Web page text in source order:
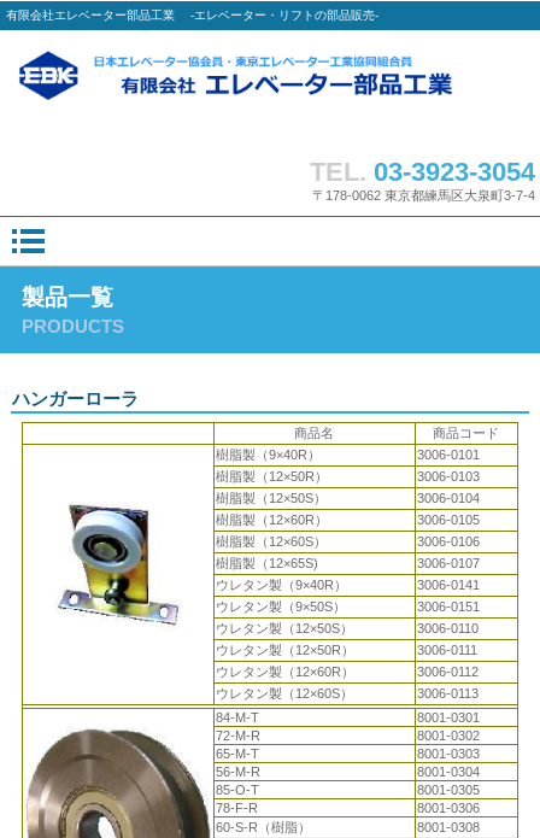
有限会社エレベーター部品工業 -エレベーター・リフトの部品販売-
TEL. 03-3923-3054
〒178-0062 東京都練馬区大泉町3-7-4
製品一覧
PRODUCTS
ハンガーローラ
商品名
商品コード
樹脂製（9×40R）
3006-0101
樹脂製（12×50R）
3006-0103
樹脂製（12×50S）
3006-0104
樹脂製（12×60R）
3006-0105
樹脂製（12×60S）
3006-0106
樹脂製（12×65S)
3006-0107
ウレタン製（9×40R）
3006-0141
ウレタン製（9×50S）
3006-0151
ウレタン製（12×50S）
3006-0110
ウレタン製（12×50R）
3006-0111
ウレタン製（12×60R）
3006-0112
ウレタン製（12×60S）
3006-0113
84-M-T
8001-0301
72-M-R
8001-0302
65-M-T
8001-0303
56-M-R
8001-0304
85-O-T
8001-0305
78-F-R
8001-0306
60-S-R（樹脂）
8001-0308